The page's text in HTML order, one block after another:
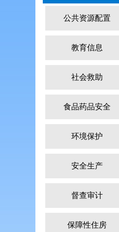
公共资源配置
教育信息
社会救助
食品药品安全
环境保护
安全生产
督查审计
保障性住房